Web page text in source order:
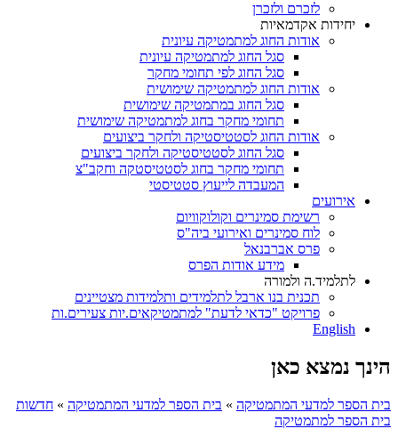
לזכרם ולזכרן
יחידות אקדמאיות
אודות החוג למתמטיקה עיונית
סגל החוג למתמטיקה עיונית
סגל החוג לפי תחומי מחקר
אודות החוג למתמטיקה שימושית
סגל החוג במתמטיקה שימושית
תחומי מחקר בחוג למתמטיקה שימושית
אודות החוג לסטטיסטיקה ולחקר ביצועים
סגל החוג לסטטיסטיקה ולחקר ביצועים
תחומי מחקר בחוג לסטטיסטקה וחקב"צ
המעבדה לייעוץ סטטיסטי
אירועים
רשימת סמינרים וקולוקוויום
לוח סמינרים ואירועי ביה"ס
פרס אברבנאל
מידע אודות הפרס
לתלמיד.ה ולמורה
תכנית בנו ארבל לתלמידים ותלמידות מצטיינים
פרויקט "כדאי לדעת" למתמטיקאים.יות צעירים.ות
English
הינך נמצא כאן
בית הספר למדעי המתמטיקה » בית הספר למדעי המתמטיקה » חדשות
בית הספר למתמטיקה